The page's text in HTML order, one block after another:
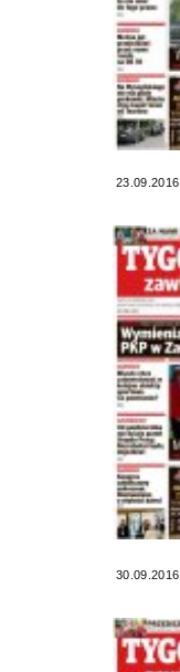
23.09.2016
30.09.2016